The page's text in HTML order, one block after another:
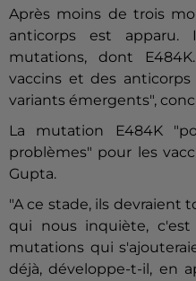
Après moins de trois
anticorps est
mutations, dont
vaccins et des
variants émergents",
La mutation E484K
problèmes" pour les
Gupta.
"A ce stade, ils devraient
qui nous inquiète,
mutations qui
déjà, développe-t-il, en